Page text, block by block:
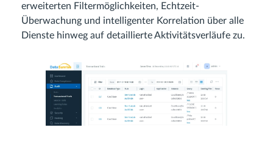
erweiterten Filtermöglichkeiten, Echtzeit-
Überwachung und intelligenter Korrelation über alle
Dienste hinweg auf detaillierte Aktivitätsverläufe zu.